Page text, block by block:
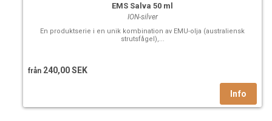
EMS Salva 50 ml
ION-silver
En produktserie i en unik kombination av EMU-olja (australiensk
strutsfågel),...
från 240,00 SEK